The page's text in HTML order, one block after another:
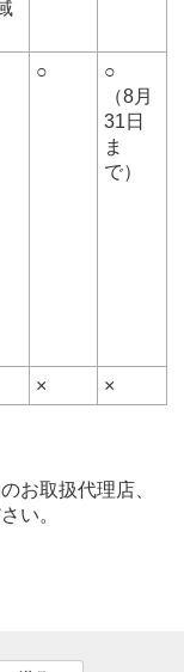
○
○
（8月
31日
ま
で）
× ×
お取扱代理店、
い。